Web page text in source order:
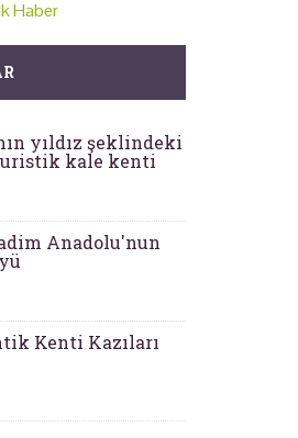
yıldız şeklindeki
kale kenti
Anadolu'nun
Kenti Kazıları